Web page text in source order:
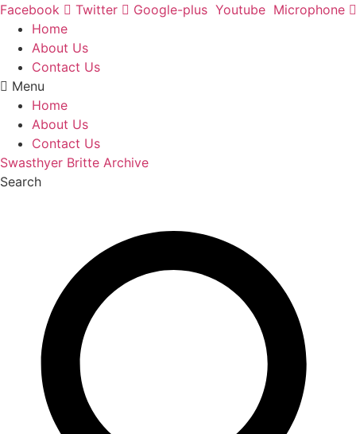
Skip
content
Facebook Twitter Google-plus Youtube Microphone
Home
About Us
Contact Us
Menu
Home
About Us
Contact Us
Swasthyer Britte Archive
Search